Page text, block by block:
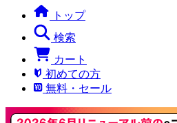
トップ
検索
カート
初めての方
無料・セール